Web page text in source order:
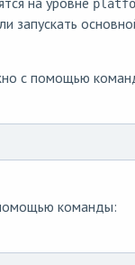
запускать
с помощью
команды: